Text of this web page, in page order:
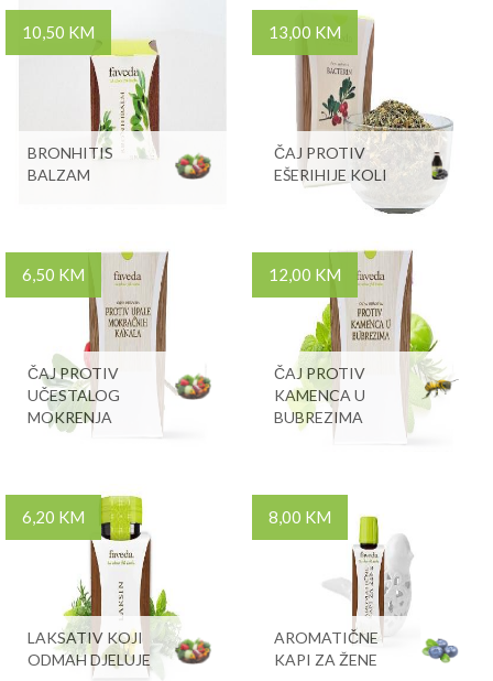
10,50 KM
BRONHITIS
BALZAM
13,00 KM
ČAJ PROTIV
EŠERIHIJE KOLI
6,50 KM
ČAJ PROTIV
UČESTALOG
MOKRENJA
12,00 KM
ČAJ PROTIV
KAMENCA U
BUBREZIMA
6,20 KM
LAKSATIV KOJI
ODMAH DJELUJE
8,00 KM
AROMATIČNE
KAPI ZA ŽENE